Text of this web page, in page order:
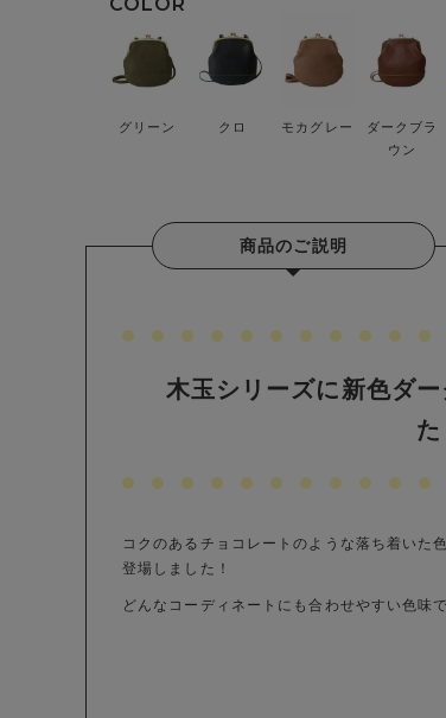
グリーン クロ モカグレー
ダークブラ
ウン
商品のご説明
木玉シリーズに新色ダ
た
コクのあるチョコレートのような落ち着いた
登場しました！
どんなコーディネートにも合わせやすい色味で